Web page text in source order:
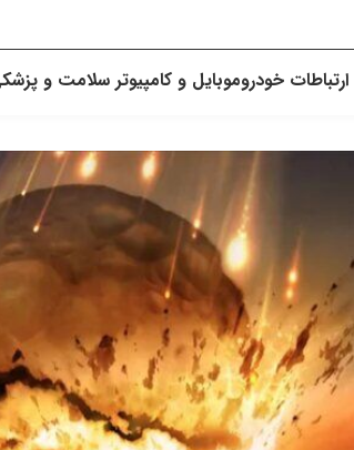
ارتباطات خودروموبایل و کامپیوترسلامت و